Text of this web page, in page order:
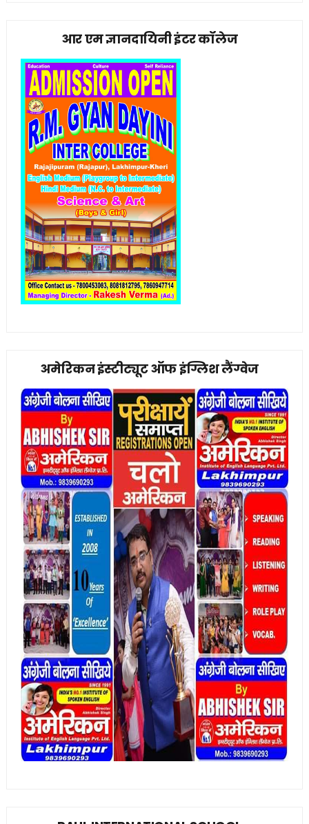
आर एम ज्ञानदायिनी इंटर कॉलेज
अमेरिकन इंस्टीट्यूट ऑफ इंग्लिश लैंग्वेज